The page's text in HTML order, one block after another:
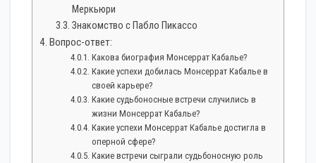
Меркьюри
Знакомство с Пабло Пикассо
Вопрос-ответ:
Какова биография Монсеррат Кабалье?
Какие успехи добилась Монсеррат Кабалье в
своей карьере?
Какие судьбоносные встречи случились в
жизни Монсеррат Кабалье?
Какие успехи Монсеррат Кабалье достигла в
оперной сфере?
Какие встречи сыграли судьбоносную роль